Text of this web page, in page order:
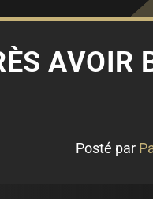
AVOIR
Posté par